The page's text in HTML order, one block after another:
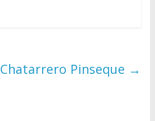
Chatarrero Pinseque →